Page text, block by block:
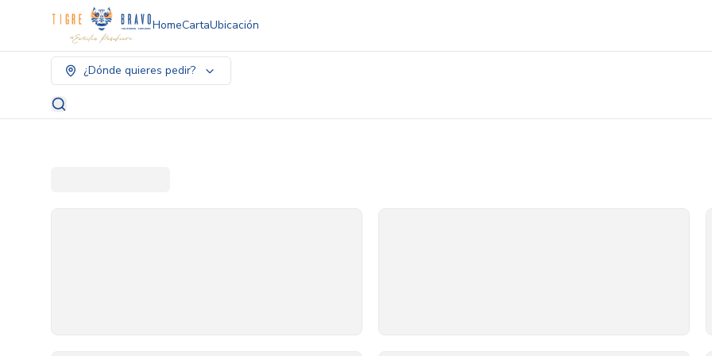
HomeCartaUbicación
¿Dónde quieres pedir?